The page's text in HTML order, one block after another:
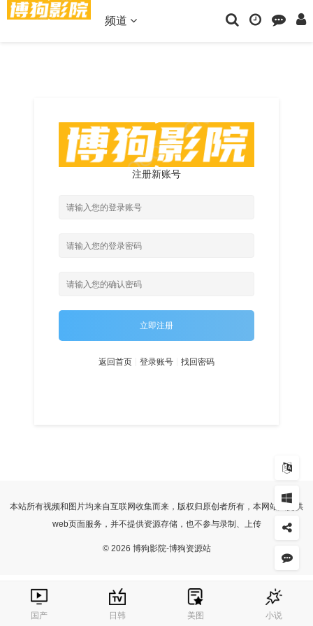
频道
注册新账号
立即注册
返回首页 登录账号 找回密码
本站所有视频和图片均来自互联网收集而来，版权归原创者所有，本网站只提供
web页面服务，并不提供资源存储，也不参与录制、上传
© 2026 博狗影院-博狗资源站
国产 日韩 美图 小说